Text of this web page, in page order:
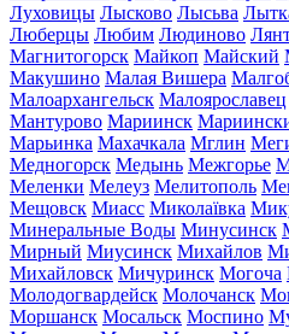
Луховицы Лысково Лысьва
Люберцы Любим Людиново
Магнитогорск Майкоп Майский
Макушино Малая Вишера
Малоархангельск Малоярославец
Мантурово Мариинск
Марьинка Махачкала Мглин
Медногорск Медынь Межгорье
Меленки Мелеуз Мелитополь
Мещовск Миасс Миколаївка
Минеральные Воды Минусинск
Мирный Миусинск Михайлов
Михайловск Мичуринск Могоча
Молодогвардейск Молочанск
Моршанск Мосальск Моспино